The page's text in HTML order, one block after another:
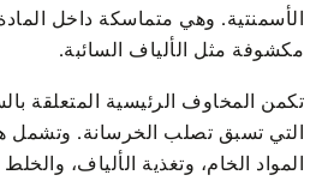
الأسمنتية. وهي متماسكة داخل
مكشوفة مثل الألياف السائبة.
تكمن المخاوف الرئيسية المتعلقة
التي تسبق تصلب الخرسانة. وتشمل
المواد الخام، وتغذية الألياف،